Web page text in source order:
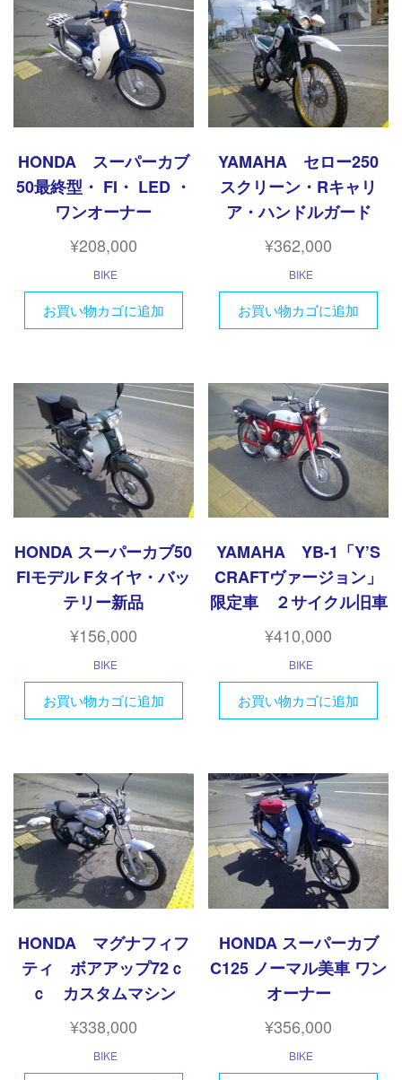
HONDA スーパーカブ
50最終型・ FI・ LED ・
ワンオーナー
¥208,000
BIKE
お買い物カゴに追加
YAMAHA セロー250
スクリーン・Rキャリ
ア・ハンドルガード
¥362,000
BIKE
お買い物カゴに追加
HONDA スーパーカブ50
FIモデル Fタイヤ・バッ
テリー新品
¥156,000
BIKE
お買い物カゴに追加
YAMAHA YB-1「Y’S
CRAFTヴァージョン」
限定車 ２サイクル旧車
¥410,000
BIKE
お買い物カゴに追加
HONDA マグナフィフ
ティ ボアアップ72ｃ
ｃ カスタムマシン
¥338,000
BIKE
HONDA スーパーカブ
C125 ノーマル美車 ワン
オーナー
¥356,000
BIKE